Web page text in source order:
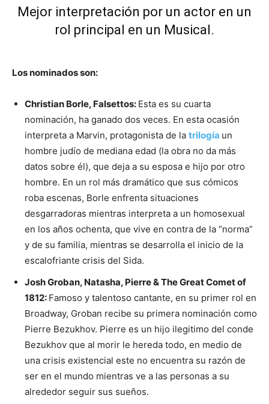
Mejor interpretación por un actor en un
rol principal en un Musical.
Los nominados son:
Christian Borle, Falsettos: Esta es su cuarta
nominación, ha ganado dos veces. En esta ocasión
interpreta a Marvin, protagonista de la trilogía un
hombre judío de mediana edad (la obra no da más
datos sobre él), que deja a su esposa e hijo por otro
hombre. En un rol más dramático que sus cómicos
roba escenas, Borle enfrenta situaciones
desgarradoras mientras interpreta a un homosexual
en los años ochenta, que vive en contra de la “norma”
y de su familia, mientras se desarrolla el inicio de la
escalofriante crisis del Sida.
Josh Groban, Natasha, Pierre & The Great Comet of
1812: Famoso y talentoso cantante, en su primer rol en
Broadway, Groban recibe su primera nominación como
Pierre Bezukhov. Pierre es un hijo ilegitimo del conde
Bezukhov que al morir le hereda todo, en medio de
una crisis existencial este no encuentra su razón de
ser en el mundo mientras ve a las personas a su
alrededor seguir sus sueños.